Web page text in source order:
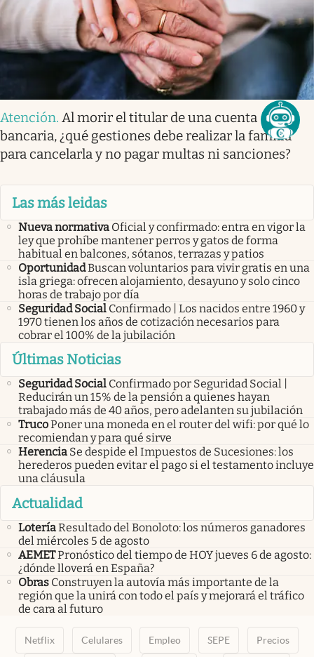
Atención. Al morir el titular de una cuenta
bancaria, ¿qué gestiones debe realizar la familia
para cancelarla y no pagar multas ni sanciones?
Las más leidas
Nueva normativa Oficial y confirmado: entra en vigor la
ley que prohíbe mantener perros y gatos de forma
habitual en balcones, sótanos, terrazas y patios
OportunidadBuscan voluntarios para vivir gratis en una
isla griega: ofrecen alojamiento, desayuno y solo cinco
horas de trabajo por día
Seguridad Social Confirmado | Los nacidos entre 1960 y
1970 tienen los años de cotización necesarios para
cobrar el 100% de la jubilación
Últimas Noticias
Seguridad Social Confirmado por Seguridad Social |
Reducirán un 15% de la pensión a quienes hayan
trabajado más de 40 años, pero adelanten su jubilación
TrucoPoner una moneda en el router del wifi: por qué lo
recomiendan y para qué sirve
Herencia Se despide el Impuestos de Sucesiones: los
herederos pueden evitar el pago si el testamento incluye
una cláusula
Actualidad
LoteríaResultado del Bonoloto: los números ganadores
del miércoles 5 de agosto
AEMETPronóstico del tiempo de HOY jueves 6 de agosto:
¿dónde lloverá en España?
Obras Construyen la autovía más importante de la
región que la unirá con todo el país y mejorará el tráfico
de cara al futuro
Netflix Celulares Empleo SEPE Precios